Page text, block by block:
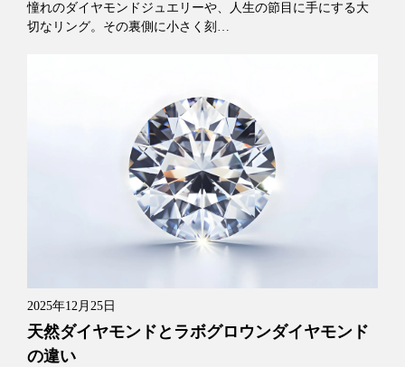
憧れのダイヤモンドジュエリーや、人生の節目に手にする大
切なリング。その裏側に小さく刻…
2025年12月25日
天然ダイヤモンドとラボグロウンダイヤモンド
の違い